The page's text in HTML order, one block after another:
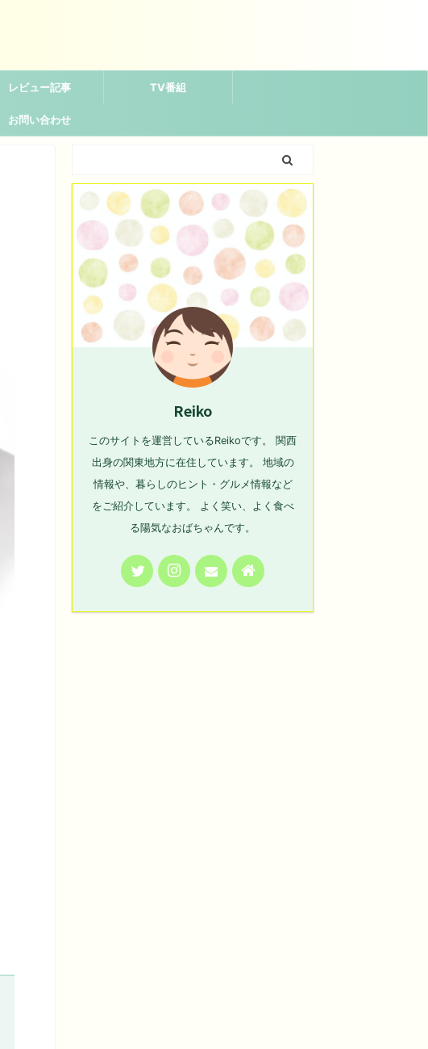
レビュー記事 TV番組
お問い合わせ
Reiko
このサイトを運営しているReikoです。 関西
出身の関東地方に在住しています。 地域の
情報や、暮らしのヒント・グルメ情報など
をご紹介しています。 よく笑い、よく食べ
る陽気なおばちゃんです。